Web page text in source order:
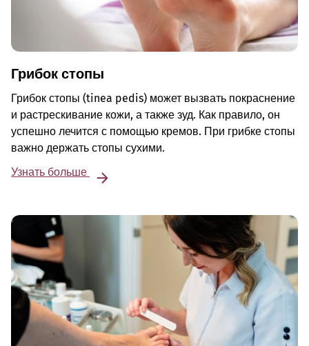
Грибок стопы
Грибок стопы (tinea pedis) может вызвать покраснение
и растрескивание кожи, а также зуд. Как правило, он
успешно лечится с помощью кремов. При грибке стопы
важно держать стопы сухими.
Узнать больше